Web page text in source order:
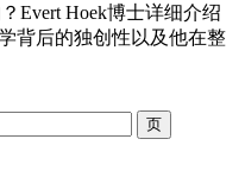
Evert Hoek博士详细介绍
背后的独创性以及他在整